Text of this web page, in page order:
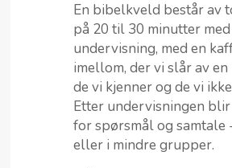
En bibelkveld består av
på 20 til 30 minutter med
undervisning, med en
imellom, der vi slår av
de vi kjenner og de vi
Etter undervisningen
for spørsmål og samtale
eller i mindre grupper.